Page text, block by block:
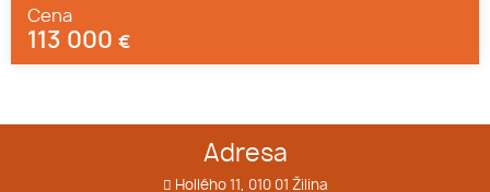
Cena
113 000 €
Adresa
Hollého 11, 010 01 Žilina